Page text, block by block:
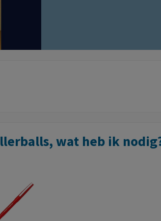
wat heb ik